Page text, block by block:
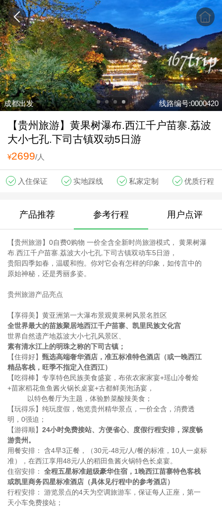
成都出发 线路编号:0000420
【贵州旅游】黄果树瀑布.西江千户苗寨.荔波
大小七孔.下司古镇双动5日游
¥2699/人
入住保证 实地踩线 私家定制 优质行程
产品推荐 参考行程 用户点评
【贵州旅游】0自费0购物 一价全含全新时尚旅游模式， 黄果树瀑
布.西江千户苗寨.荔波大小七孔.下司古镇双动车5日游，
贵阳四季如春，温暖和煦。 你对它会有怎样的印象，如传言中的
原始神秘，还是秀丽多姿。
贵州旅游产品亮点
【享得美】黄亚洲第一大瀑布景观黄果树风景名胜区
全世界最大的苗族聚居地西江千户苗寨、凯里民族文化宫
世界自然遗产地荔波大小七孔风景区、
素有清水江上的明珠之称的下司古镇；
【住得好】 甄选高端奢华酒店，准五标准特色酒店（或一晚西江
精品客栈，旺季不指定入住西江）
【吃得棒】专享特色民族美食盛宴，布依农家家宴+瑶山冷餐烩
+苗家稻花鱼鱼酱火锅长桌宴+古都鲜美泡汤宴，
以特色餐厅为主题，体验黔菜酸辣美食；
【玩得乐】纯玩度假，饱览贵州精华景点，一价全含，消费透
明，0强迫；
【游得顺】 24小时免费接站、方便省心、度假行程安排，深度畅
游贵州。
用餐安排： 含4早3正餐，（30元-48元/人/餐的标准，10人一桌标
准），在西江享用48元/人的稻田鱼酱火锅特色长桌宴。
住宿安排： 全程五星标准超级豪华住宿，1晚西江苗寨特色客栈
或凯里商务四星标准酒店（具体见行程中的参考酒店）
行程安排： 游览景点的4天为空调旅游车，保证每人正座，第一
天小车免费接站；